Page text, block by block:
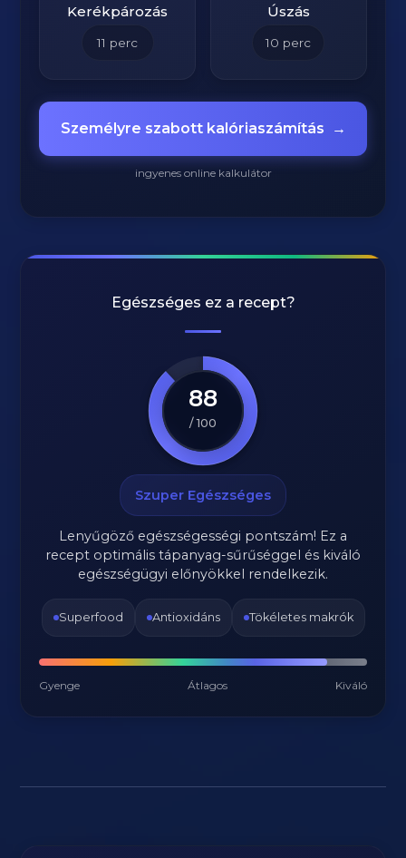
Kerékpározás
11 perc
Úszás
10 perc
Személyre szabott kalóriaszámítás →
ingyenes online kalkulátor
Egészséges ez a recept?
88
/ 100
Szuper Egészséges
Lenyűgöző egészségességi pontszám! Ez a
recept optimális tápanyag-sűrűséggel és kiváló
egészségügyi előnyökkel rendelkezik.
Superfood Antioxidáns Tökéletes makrók
Gyenge Átlagos Kiváló